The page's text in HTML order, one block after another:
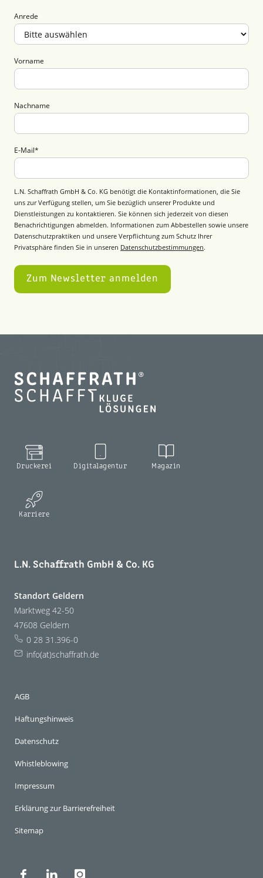
Anrede
Vorname
Nachname
E-Mail*
L.N. Schaffrath GmbH & Co. KG benötigt die Kontaktinformationen, die Sie
uns zur Verfügung stellen, um Sie bezüglich unserer Produkte und
Dienstleistungen zu kontaktieren. Sie können sich jederzeit von diesen
Benachrichtigungen abmelden. Informationen zum Abbestellen sowie unsere
Datenschutzpraktiken und unsere Verpflichtung zum Schutz Ihrer
Privatsphäre finden Sie in unseren Datenschutzbestimmungen.
Druckerei Digitalagentur Magazin
Karriere
L.N. Schaffrath GmbH & Co. KG
Standort Geldern
Marktweg 42-50
47608 Geldern
0 28 31.396-0
info(at)schaffrath.de
AGB
Haftungshinweis
Datenschutz
Whistleblowing
Impressum
Erklärung zur Barrierefreiheit
Sitemap